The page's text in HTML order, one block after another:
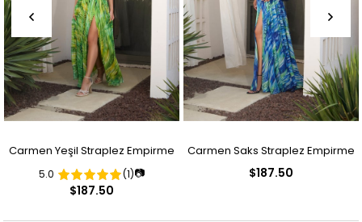
Carmen Yeşil Straplez Empirme
Desenli Abiye Elbise
5.0 (1)📷
$187.50
Carmen Saks Straplez Empirme
$187.50